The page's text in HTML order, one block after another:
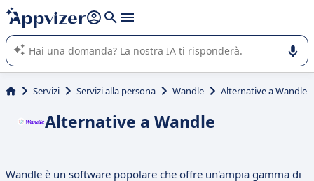
righe con
shift + enter
L'IA di Appvizer vi guida nell'utilizzo o nella scelta di un
software SaaS per la vostra azienda.
Servizi Servizi alla persona Wandle Alternative a Wandle
Alternative a Wandle
Wandle è un software popolare che offre un'ampia gamma di